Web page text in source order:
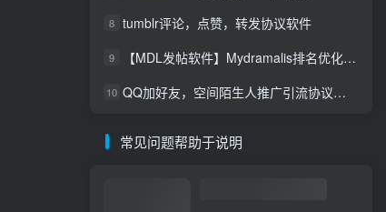
8 tumblr评论，点赞，转发协议软件
9 【MDL发帖软件】Mydramalis排名优化自动发帖，谷歌排名优化
10 QQ加好友，空间陌生人推广引流协议软件，评论，点赞，留言，发布说说，陌生人访问留痕软件
常见问题帮助于说明